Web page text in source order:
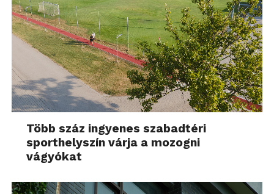
Több száz ingyenes szabadtéri
sporthelyszín várja a mozogni
vágyókat